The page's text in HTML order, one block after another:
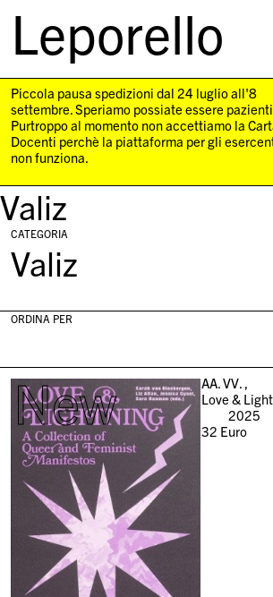
Leporello
navigation
Piccola pausa spedizioni dal 24 luglio all'8
settembre. Speriamo possiate essere
Purtroppo al momento non accettiamo la
Docenti perchè la piattaforma per gli
non funziona.
Valiz
CATEGORIA
Valiz
ORDINA PER
New
AA. VV. ,
Love &
2025
32 Euro